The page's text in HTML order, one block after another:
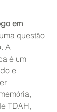
em
questão
A
é um
e
TDAH,